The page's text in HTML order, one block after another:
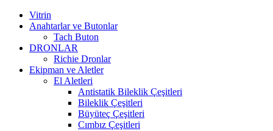
Vitrin
Anahtarlar ve Butonlar
Tach Buton
DRONLAR
Richie Dronlar
Ekipman ve Aletler
El Aletleri
Antistatik Bileklik Çeşitleri
Bileklik Çeşitleri
Büyüteç Çeşitleri
Cımbız Çeşitleri